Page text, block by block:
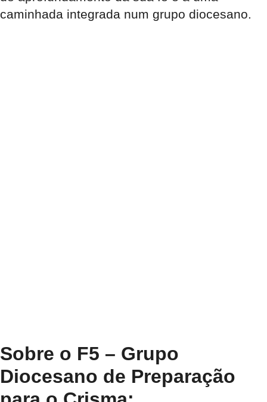
caminhada integrada num grupo diocesano.
Sobre o F5 – Grupo
Diocesano de Preparação